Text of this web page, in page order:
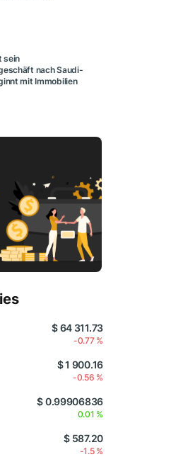
sein
nach Saudi-
mit Immobilien
$ 64 311.73
-0.77 %
$ 1 900.16
-0.56 %
$ 0.99906836
0.01 %
$ 587.20
-1.5 %